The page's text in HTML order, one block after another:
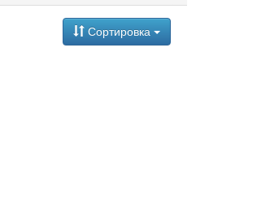
Сортировка